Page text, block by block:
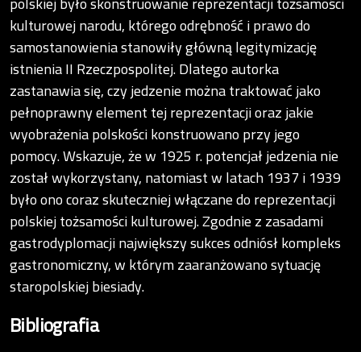
kulturowej narodu, którego odrębność i prawo do
samostanowienia stanowiły główną legitymizację
istnienia II Rzeczpospolitej. Dlatego autorka
zastanawia się, czy jedzenie można traktować jako
pełnoprawny element tej reprezentacji oraz jakie
wyobrażenia polskości konstruowano przy jego
pomocy. Wskazuje, że w 1925 r. potencjał jedzenia nie
został wykorzystany, natomiast w latach 1937 i 1939
było ono coraz skuteczniej włączane do reprezentacji
polskiej tożsamości kulturowej. Zgodnie z zasadami
gastrodyplomacji największy sukces odniósł kompleks
gastronomiczny, w którym zaaranżowano sytuację
staropolskiej biesiady.
Bibliografia